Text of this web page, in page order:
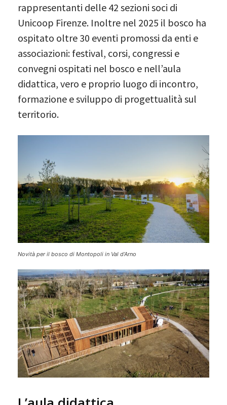
rappresentanti delle 42 sezioni soci di
Unicoop Firenze. Inoltre nel 2025 il bosco ha
ospitato oltre 30 eventi promossi da enti e
associazioni: festival, corsi, congressi e
convegni ospitati nel bosco e nell’aula
didattica, vero e proprio luogo di incontro,
formazione e sviluppo di progettualità sul
territorio.
Novità per il bosco di Montopoli in Val d’Arno